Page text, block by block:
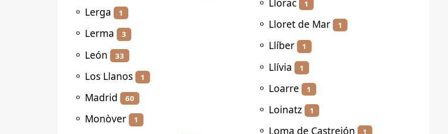
⚬ Lerga 1
⚬ Lerma 3
⚬ León 33
⚬ Los Llanos 1
⚬ Madrid 60
⚬ Monòver 1
1
⚬ Lloret de Mar 1
⚬ Llíber 1
⚬ Llívia 1
⚬ Loarre 1
⚬ Loinatz 1
⚬ Loma de Castrejón 1